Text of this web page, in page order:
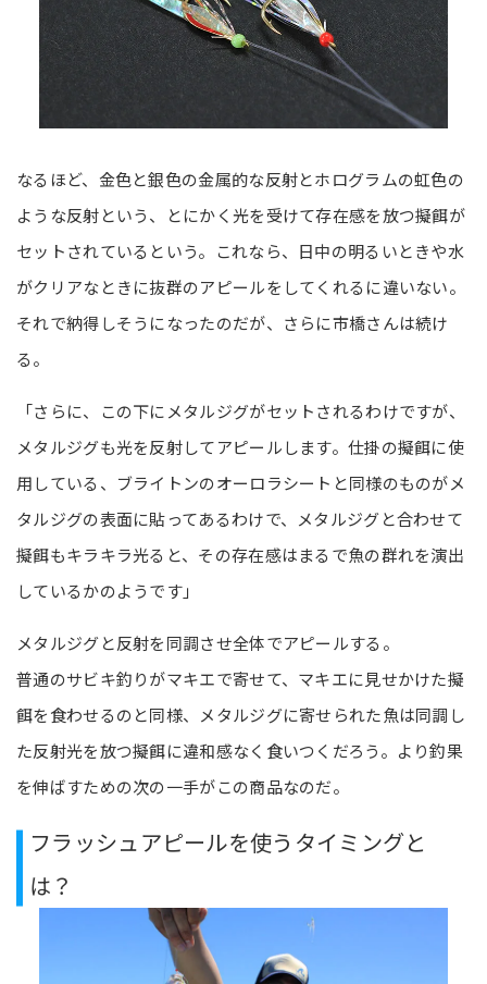
なるほど、金色と銀色の金属的な反射とホログラムの虹色の
ような反射という、とにかく光を受けて存在感を放つ擬餌が
セットされているという。これなら、日中の明るいときや水
がクリアなときに抜群のアピールをしてくれるに違いない。
それで納得しそうになったのだが、さらに市橋さんは続け
る。
「さらに、この下にメタルジグがセットされるわけですが、
メタルジグも光を反射してアピールします。仕掛の擬餌に使
用している、ブライトンのオーロラシートと同様のものがメ
タルジグの表面に貼ってあるわけで、メタルジグと合わせて
擬餌もキラキラ光ると、その存在感はまるで魚の群れを演出
しているかのようです」
メタルジグと反射を同調させ全体でアピールする。
普通のサビキ釣りがマキエで寄せて、マキエに見せかけた擬
餌を食わせるのと同様、メタルジグに寄せられた魚は同調し
た反射光を放つ擬餌に違和感なく食いつくだろう。より釣果
を伸ばすための次の一手がこの商品なのだ。
フラッシュアピールを使うタイミングと
は？